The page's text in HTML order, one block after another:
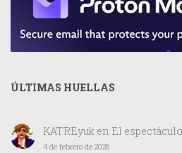
ÚLTIMAS HUELLAS
KATREyuken El
4 de febrero de 2026